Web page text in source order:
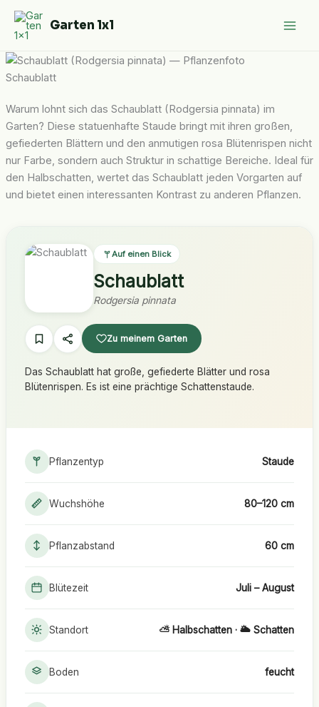
Zum
Inhalt
springen
Garten 1x1
Schaublatt
Warum lohnt sich das Schaublatt (Rodgersia pinnata) im
Garten? Diese statuenhafte Staude bringt mit ihren großen,
gefiederten Blättern und den anmutigen rosa Blütenrispen nicht
nur Farbe, sondern auch Struktur in schattige Bereiche. Ideal für
den Halbschatten, wertet das Schaublatt jeden Vorgarten auf
und bietet einen interessanten Kontrast zu anderen Pflanzen.
Auf einen Blick
Schaublatt
Rodgersia pinnata
Zu meinem Garten
Das Schaublatt hat große, gefiederte Blätter und rosa
Blütenrispen. Es ist eine prächtige Schattenstaude.
Pflanzentyp Staude
Wuchshöhe 80–120 cm
Pflanzabstand 60 cm
Blütezeit Juli – August
Standort ⛅ Halbschatten · 🌥️ Schatten
Boden feucht